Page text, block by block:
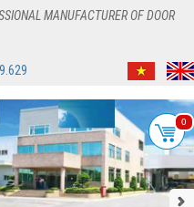
MANUFACTURER OF DOOR
0